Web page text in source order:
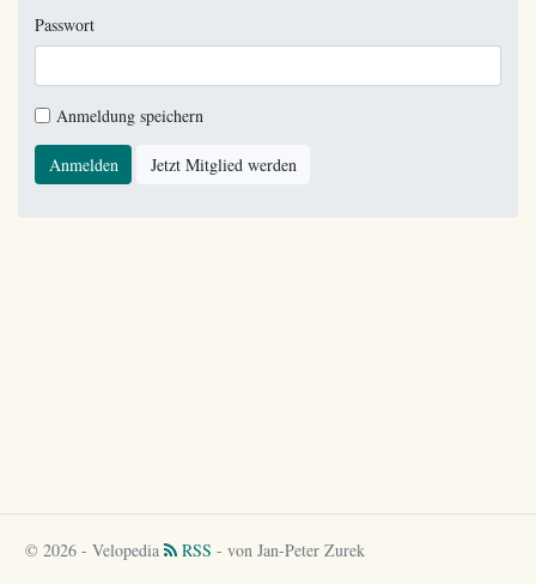
Passwort
Anmeldung speichern
Anmelden Jetzt Mitglied werden
© 2026 - Velopedia RSS - von Jan-Peter Zurek